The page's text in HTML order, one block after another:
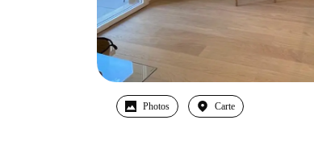
Photos Carte